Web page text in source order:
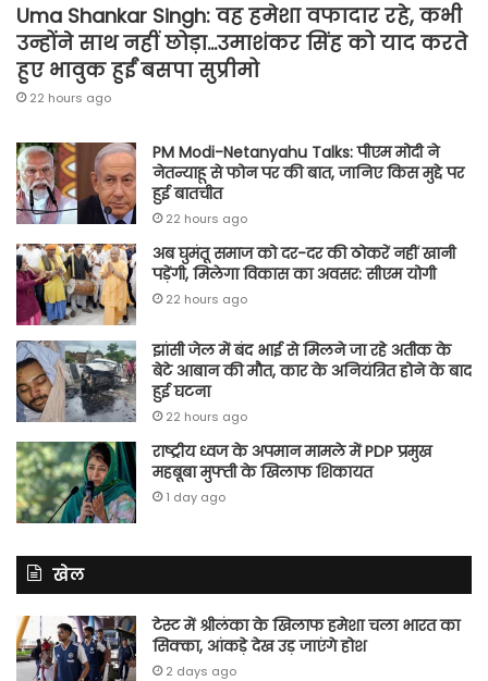
Uma Shankar Singh: वह हमेशा वफादार रहे, कभी
उन्होंने साथ नहीं छोड़ा…उमाशंकर सिंह को याद करते
हुए भावुक हुईं बसपा सुप्रीमो
22 hours ago
PM Modi-Netanyahu Talks: पीएम मोदी ने
नेतन्याहू से फोन पर की बात, जानिए किस मुद्दे पर
हुई बातचीत
22 hours ago
अब घुमंतू समाज को दर-दर की ठोकरें नहीं खानी
पड़ेंगी, मिलेगा विकास का अवसर: सीएम योगी
22 hours ago
झांसी जेल में बंद भाई से मिलने जा रहे अतीक के
बेटे आबान की मौत, कार के अनियंत्रित होने के बाद
हुई घटना
22 hours ago
राष्ट्रीय ध्वज के अपमान मामले में PDP प्रमुख
महबूबा मुफ्ती के खिलाफ शिकायत
1 day ago
खेल
टेस्ट में श्रीलंका के खिलाफ हमेशा चला भारत का
सिक्का, आंकड़े देख उड़ जाएंगे होश
2 days ago